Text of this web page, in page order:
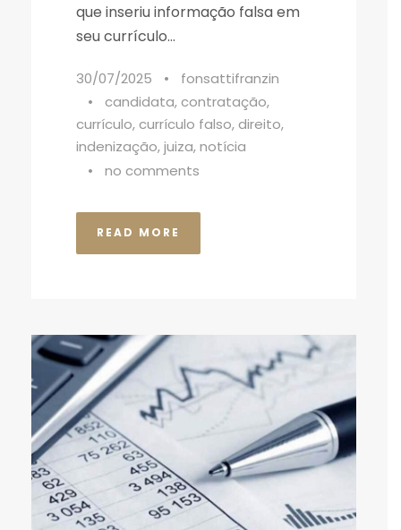
que inseriu informação falsa em
seu currículo...
30/07/2025 •
fonsattifranzin
•
candidata,contratação,
currículo,currículo falso,direito,
indenização,juiza,notícia
•
no comments
READ MORE